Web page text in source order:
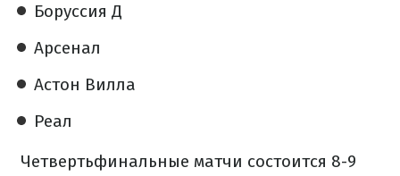
Боруссия Д
Арсенал
Астон Вилла
Реал
Четвертьфинальные матчи состоится 8-9